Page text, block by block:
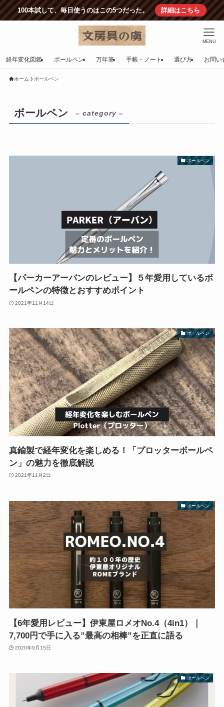
100本試して、毎日使うのはこの5つだった。 詳細はこちら
MENU
経年変化図鑑 ボールペン 万年筆 手帳・ノート 選び方 お問い
ホーム ボールペン
ボールペン – category –
ボールペン
【パーカーアーバンのレビュー】５年愛用しているボ
ールペンの特徴とおすすめポイント
2021年11月14日
ボールペン
真鍮製で経年変化を楽しめる！「プロッターボールペ
ン」の魅力を徹底解説
2021年11月2日
ボールペン
【6年愛用レビュー】伊東屋ロメオNo.4（4in1）｜
7,700円で手に入る”最高の相棒”を正直に語る
2020年9月15日
ボールペン